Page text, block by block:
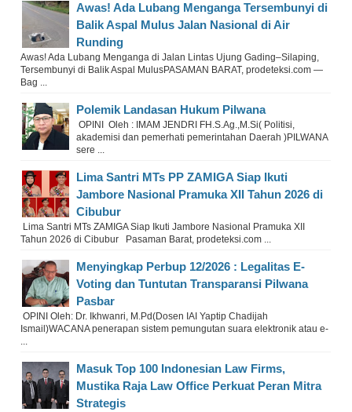
Awas! Ada Lubang Menganga Tersembunyi di
Balik Aspal Mulus Jalan Nasional di Air
Runding
Awas! Ada Lubang Menganga di Jalan Lintas Ujung Gading–Silaping,
Tersembunyi di Balik Aspal Mulus ​PASAMAN BARAT, prodeteksi.com —
Bag ...
Polemik Landasan Hukum Pilwana
OPINI Oleh : IMAM JENDRI FH.S.Ag.,M.Si( Politisi,
akademisi dan pemerhati pemerintahan Daerah )PILWANA
sere ...
Lima Santri MTs PP ZAMIGA Siap Ikuti
Jambore Nasional Pramuka XII Tahun 2026 di
Cibubur
Lima Santri MTs ZAMIGA Siap Ikuti Jambore Nasional Pramuka XII
Tahun 2026 di Cibubur Pasaman Barat, prodeteksi.com ...
Menyingkap Perbup 12/2026 : Legalitas E-
Voting dan Tuntutan Transparansi Pilwana
Pasbar
OPINI Oleh: Dr. Ikhwanri, M.Pd(Dosen IAI Yaptip Chadijah
Ismail)WACANA penerapan sistem pemungutan suara elektronik atau e-
...
Masuk Top 100 Indonesian Law Firms,
Mustika Raja Law Office Perkuat Peran Mitra
Strategis